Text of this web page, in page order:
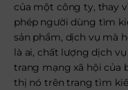
của một công ty, thay
phép người dùng tìm
sản phẩm, dịch vụ mà
là ai, chất lượng dịch
trang mạng xã hội của
thị nó trên trang tìm